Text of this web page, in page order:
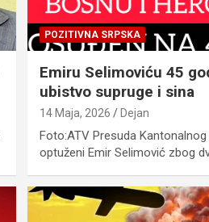
POZITIVNA SRPSKA
Emiru Selimoviću 45
ubistvo supruge i sina
14 Maja, 2026 Dejan
Foto:ATV Presuda
optuženi Emir Selimović zbog